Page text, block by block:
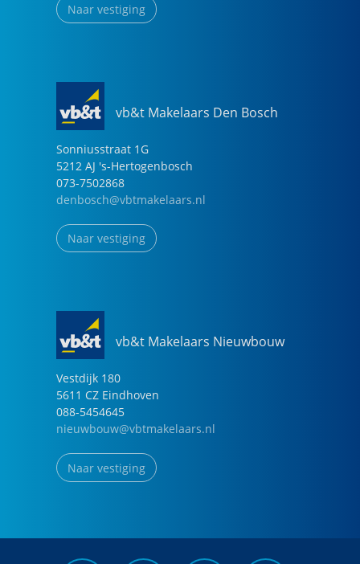
Naar vestiging
vb&t Makelaars Den Bosch
Sonniusstraat 1G
5212 AJ 's-Hertogenbosch
073-7502868
denbosch@vbtmakelaars.nl
Naar vestiging
vb&t Makelaars Nieuwbouw
Vestdijk 180
5611 CZ Eindhoven
088-5454645
nieuwbouw@vbtmakelaars.nl
Naar vestiging